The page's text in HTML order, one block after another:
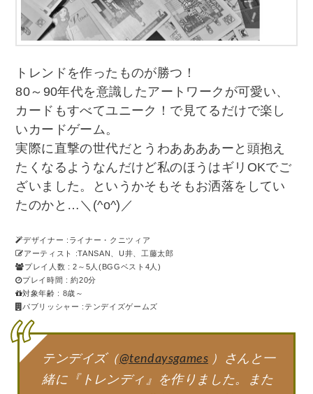
トレンドを作ったものが勝つ！
80～90年代を意識したアートワークが可愛い、
カードもすべてユニーク！で見てるだけで楽し
いカードゲーム。
実際に直撃の世代だとうわああああーと頭抱え
たくなるようなんだけど私のほうはギリOKでご
ざいました。というかそもそもお洒落をしてい
たのかと…＼(^o^)／
デザイナー :ライナー・クニツィア
アーティスト :TANSAN、U井、工藤太郎
プレイ人数 : 2～5人(BGGベスト4人)
プレイ時間 : 約20分
対象年齢 : 8歳～
パブリッシャー :テンデイズゲームズ
テンデイズ（@tendaysgames ）さんと一
緒に『トレンディ』を作りました。また